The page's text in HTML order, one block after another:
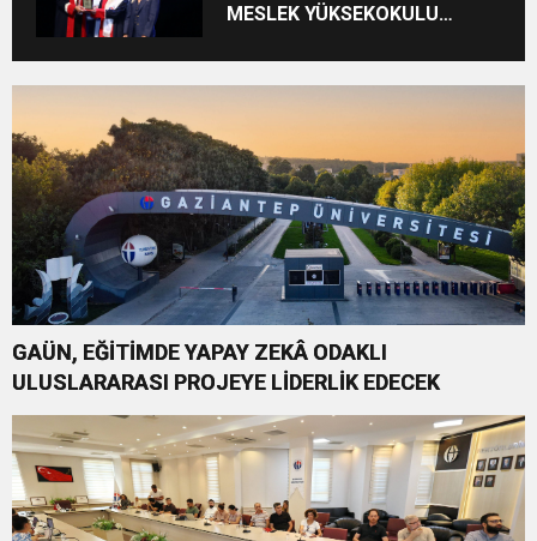
MESLEK YÜKSEKOKULU
GAÜN, EĞİTİMDE YAPAY ZEKÂ ODAKLI
ULUSLARARASI PROJEYE LİDERLİK EDECEK